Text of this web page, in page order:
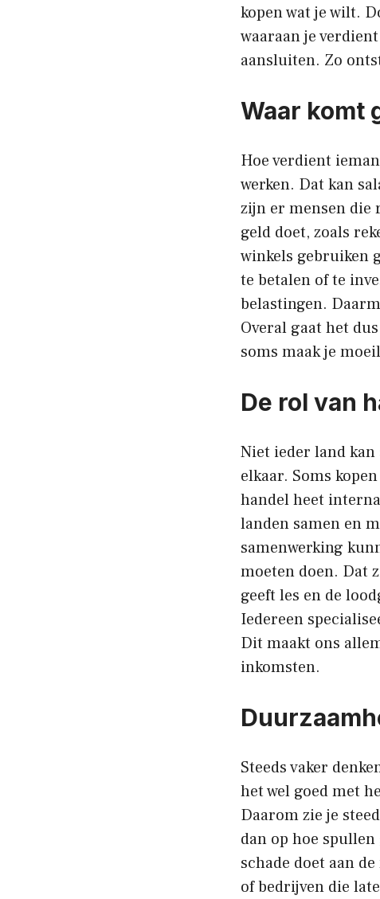
kopen wat je wilt.
waaraan je
aansluiten. Zo
Waar komt
Hoe verdient
werken. Dat kan
zijn er mensen die
geld doet, zoals
winkels gebruiken
te betalen of te
belastingen.
Overal gaat het
soms maak je
De rol van
Niet ieder land
elkaar. Soms
handel heet
landen samen en
samenwerking
moeten doen. Dat
geeft les en de
Iedereen
Dit maakt ons
inkomsten.
Steeds vaker
het wel goed met
Daarom zie je
dan op hoe
schade doet aan
of bedrijven die